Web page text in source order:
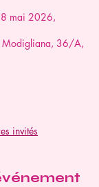
mai 2026,
Modigliana, 36/A,
invités